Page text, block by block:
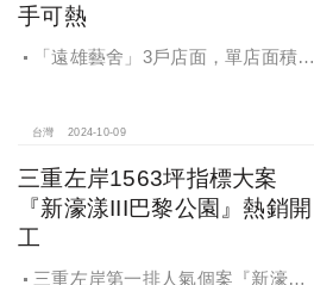
手可熱
「遠雄藝舍」3戶店面，單店面積在
百萬的交易行情
台灣 2024-10-09
三重左岸1563坪指標大案
『新濠漾III巴黎公園』熱銷開
工
三重左岸第一排人氣個案『新濠漾III